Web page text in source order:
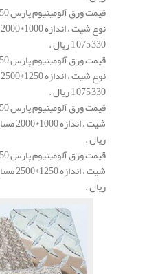
1,075,330 ریال .
1,075,330 ریال .
ریال .
ریال .